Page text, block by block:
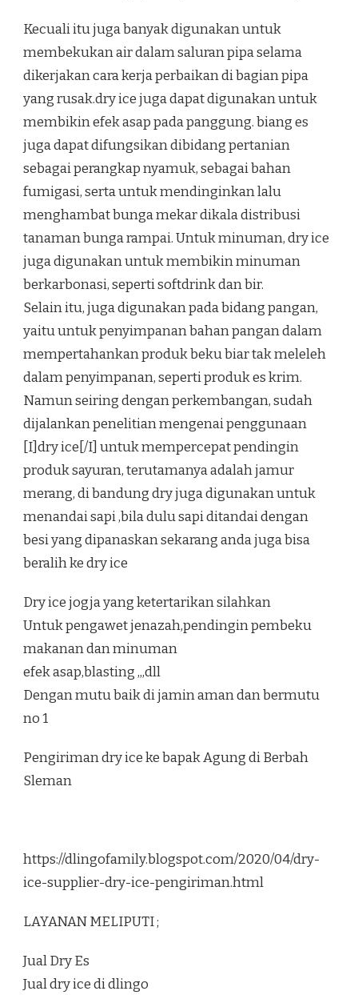
Kecuali itu juga banyak digunakan untuk
membekukan air dalam saluran pipa selama
dikerjakan cara kerja perbaikan di bagian pipa
yang rusak.dry ice juga dapat digunakan untuk
membikin efek asap pada panggung. biang es
juga dapat difungsikan dibidang pertanian
sebagai perangkap nyamuk, sebagai bahan
fumigasi, serta untuk mendinginkan lalu
menghambat bunga mekar dikala distribusi
tanaman bunga rampai. Untuk minuman, dry ice
juga digunakan untuk membikin minuman
berkarbonasi, seperti softdrink dan bir.
Selain itu, juga digunakan pada bidang pangan,
yaitu untuk penyimpanan bahan pangan dalam
mempertahankan produk beku biar tak meleleh
dalam penyimpanan, seperti produk es krim.
Namun seiring dengan perkembangan, sudah
dijalankan penelitian mengenai penggunaan
[I]dry ice[/I] untuk mempercepat pendingin
produk sayuran, terutamanya adalah jamur
merang, di bandung dry juga digunakan untuk
menandai sapi ,bila dulu sapi ditandai dengan
besi yang dipanaskan sekarang anda juga bisa
beralih ke dry ice
Dry ice jogja yang ketertarikan silahkan
Untuk pengawet jenazah,pendingin pembeku
makanan dan minuman
efek asap,blasting ,,,dll
Dengan mutu baik di jamin aman dan bermutu
no 1
Pengiriman dry ice ke bapak Agung di Berbah
Sleman
https://dlingofamily.blogspot.com/2020/04/dry-
ice-supplier-dry-ice-pengiriman.html
LAYANAN MELIPUTI ;
Jual Dry Es
Jual dry ice di dlingo